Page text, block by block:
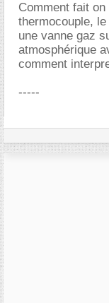
Comment fait
thermocouple,
une vanne gaz
atmosphérique
comment
-----